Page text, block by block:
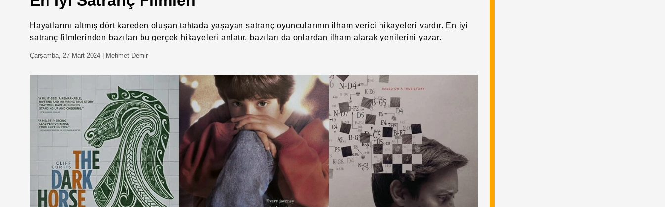
Hayatlarını altmış dört kareden oluşan tahtada yaşayan satranç oyuncularının ilham verici hikayeleri vardır. En iyi
satranç filmlerinden bazıları bu gerçek hikayeleri anlatır, bazıları da onlardan ilham alarak yenilerini yazar.
Çarşamba, 27 Mart 2024 | Mehmet Demir